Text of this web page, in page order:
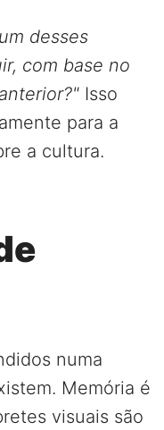
desses
com base no
Isso
para a
a cultura.
numa
Memória é
visuais são